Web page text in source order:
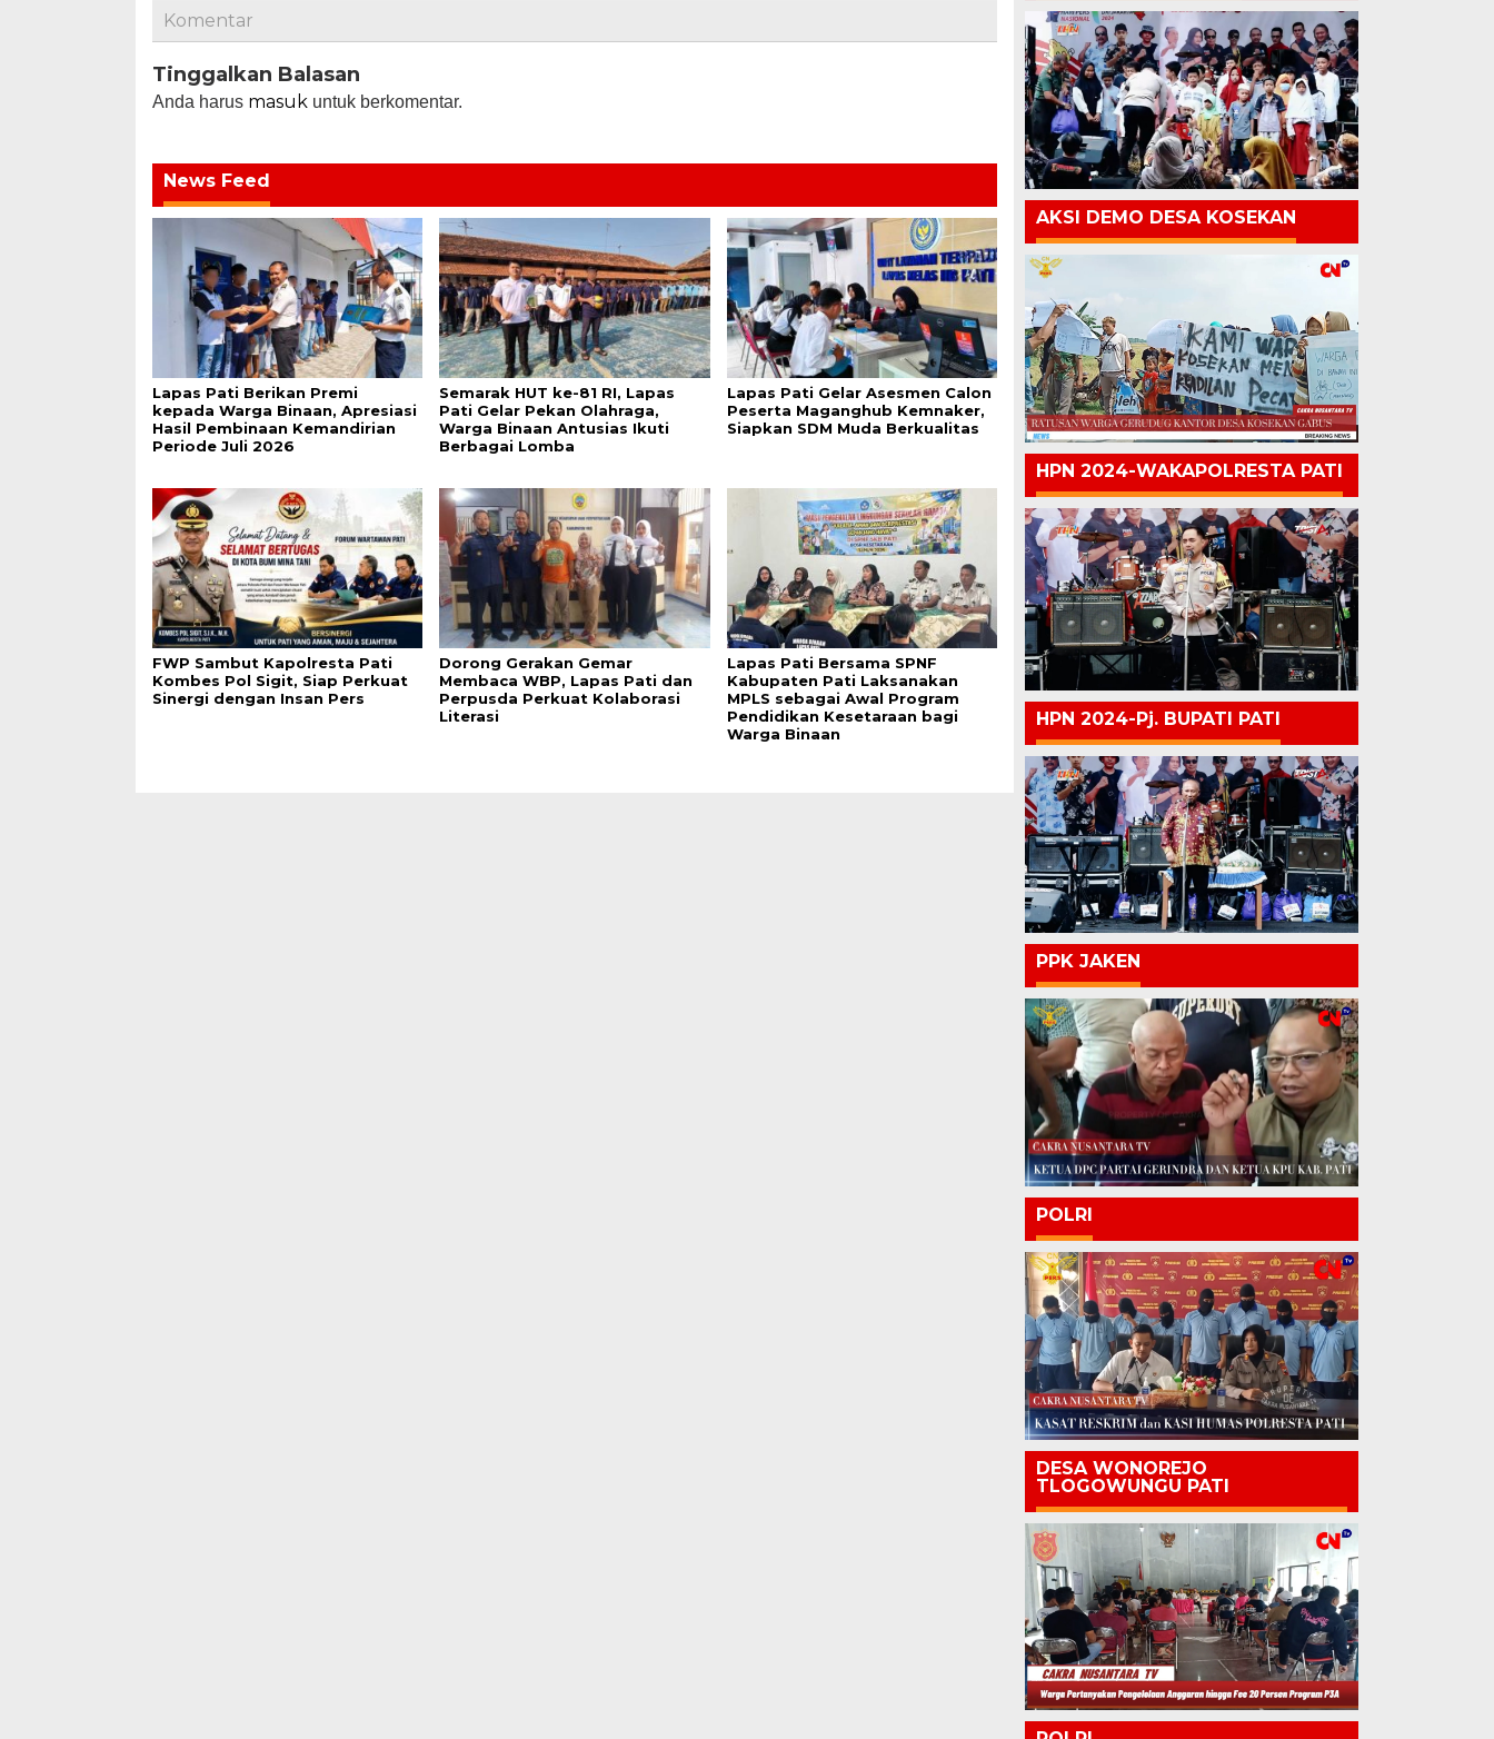
Komentar
Tinggalkan Balasan
Anda harus masuk untuk berkomentar.
News Feed
Lapas Pati Berikan Premi
kepada Warga Binaan, Apresiasi
Hasil Pembinaan Kemandirian
Periode Juli 2026
Semarak HUT ke-81 RI, Lapas
Pati Gelar Pekan Olahraga,
Warga Binaan Antusias Ikuti
Berbagai Lomba
Lapas Pati Gelar Asesmen Calon
Peserta Maganghub Kemnaker,
Siapkan SDM Muda Berkualitas
FWP Sambut Kapolresta Pati
Kombes Pol Sigit, Siap Perkuat
Sinergi dengan Insan Pers
Dorong Gerakan Gemar
Membaca WBP, Lapas Pati dan
Perpusda Perkuat Kolaborasi
Literasi
Lapas Pati Bersama SPNF
Kabupaten Pati Laksanakan
MPLS sebagai Awal Program
Pendidikan Kesetaraan bagi
Warga Binaan
AKSI DEMO DESA KOSEKAN
HPN 2024-WAKAPOLRESTA PATI
HPN 2024-Pj. BUPATI PATI
PPK JAKEN
POLRI
DESA WONOREJO
TLOGOWUNGU PATI